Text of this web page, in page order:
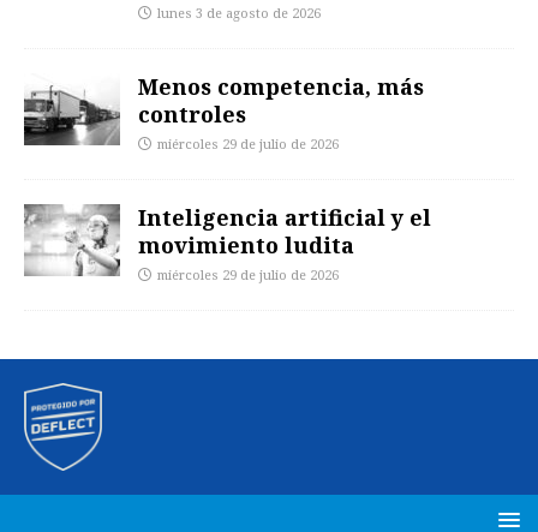
lunes 3 de agosto de 2026
Menos competencia, más
controles
miércoles 29 de julio de 2026
Inteligencia artificial y el
movimiento ludita
miércoles 29 de julio de 2026